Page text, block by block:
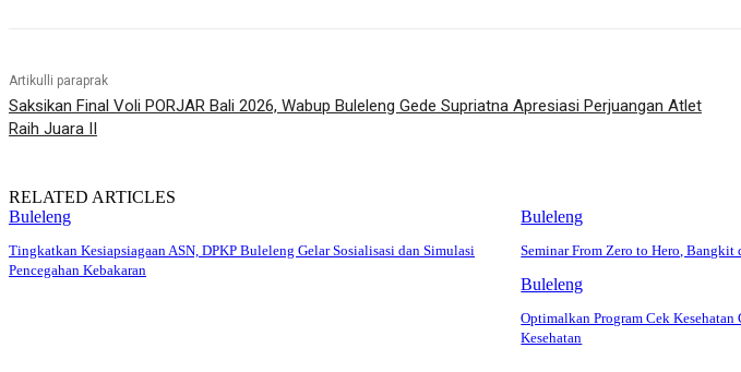
Artikulli paraprak
Saksikan Final Voli PORJAR Bali 2026, Wabup Buleleng Gede Supriatna Apresiasi Perjuangan Atlet
Raih Juara II
RELATED ARTICLES
Buleleng
Tingkatkan Kesiapsiagaan ASN, DPKP Buleleng Gelar Sosialisasi dan Simulasi
Pencegahan Kebakaran
Buleleng
Seminar From Zero to Hero,
Buleleng
Optimalkan Program Cek Kesehatan
Kesehatan